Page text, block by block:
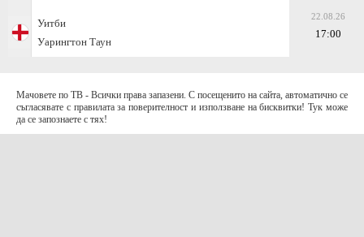
Уитби
Уарингтон Таун
22.08.26
17:00
Мачовете по ТВ - Всички права запазени. С посещенито на сайта, автоматично се
съгласявате с правилата за поверителност и използване на бисквитки! Тук може
да се запознаете с тях!